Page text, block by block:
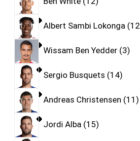
Albert Sambi Lokonga 12
Wissam Ben Yedder 3
Sergio Busquets 14
Andreas Christensen 11
Jordi Alba 15